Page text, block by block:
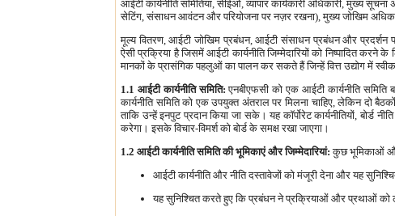
आईटी कार्यनीति समितियां, सीईओ, व्यापार कार्यकारी अधिकारी, मुख्य
सेटिंग, संसाधन आवंटन और परियोजना पर नज़र रखना), मुख्य जोखिम
मूल्य वितरण, आईटी जोखिम प्रबंधन, आईटी संसाधन प्रबंधन और प्रदर्शन
ऐसी प्रक्रिया है जिसमें आईटी कार्यनीति जिम्मेदारियों को निष्पादित
मानकों के प्रासंगिक पहलुओं का पालन कर सकते हैं जिन्हें वित्त उद्योग में
1.1 आईटी कार्यनीति समिति: एनबीएफसी को एक आईटी कार्यनीति
कार्यनीति समिति को एक उपयुक्त अंतराल पर मिलना चाहिए, लेकिन दो
ताकि उन्हें इनपुट प्रदान किया जा सके। यह कॉर्पोरेट कार्यनीतियों,
करेगा। इसके विचार-विमर्श को बोर्ड के समक्ष रखा जाएगा।
1.2 आईटी कार्यनीति समिति की भूमिकाएं और जिम्मेदारियां: कुछ भूमिकाओं और
आईटी कार्यनीति और नीति दस्तावेजों को मंजूरी देना और यह
यह सुनिश्चित करते हुए कि प्रबंधन ने प्रक्रियाओं और प्रथाओं को